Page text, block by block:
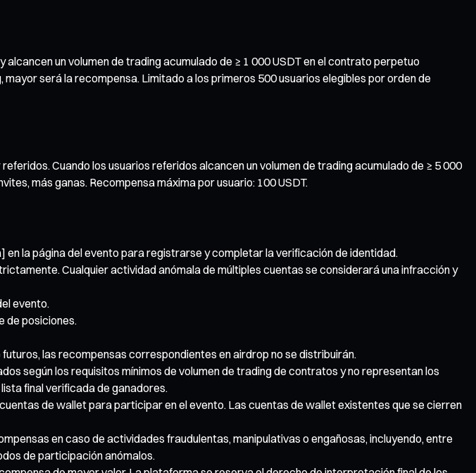
un volumen de trading acumulado de ≥ 1 000 USDT en el contrato perpetuo
será la recompensa. Limitado a los primeros 500 usuarios elegibles por orden de
Cuando los usuarios referidos alcancen un volumen de trading acumulado de ≥ 5 000
más ganas. Recompensa máxima por usuario: 100 USDT.
la página del evento para registrarse y completar la verificación de identidad.
Cualquier actividad anómala de múltiples cuentas se considerará una infracción y
evento.
de posiciones.
las recompensas correspondientes en airdrop no se distribuirán.
según los requisitos mínimos de volumen de trading de contratos y no representan los
final verificada de ganadores.
de wallet para participar en el evento. Las cuentas de wallet existentes que se cierren
en caso de actividades fraudulentas, manipulativas o engañosas, incluyendo, entre
de participación anómalos.